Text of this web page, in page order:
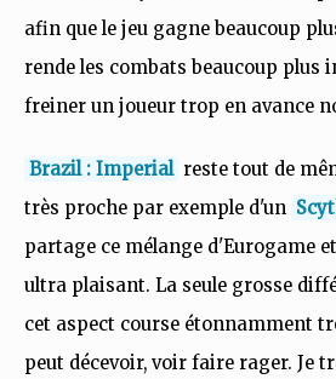
afin que le jeu gagne beaucoup
rende les combats beaucoup plus
freiner un joueur trop en avance
Brazil : Imperial reste tout de
très proche par exemple d'un
partage ce mélange d'Eurogame
ultra plaisant. La seule grosse
cet aspect course étonnamment
peut décevoir, voir faire rager. Je